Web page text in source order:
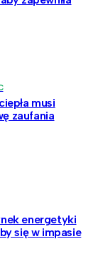
musi
zaufania
energetyki
się w impasie